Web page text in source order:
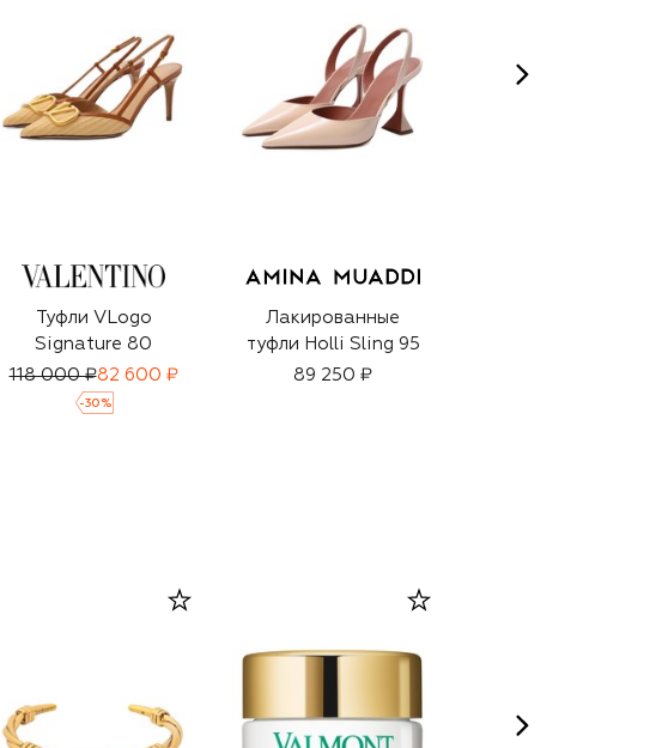
Туфли VLogo
Signature 80
118 000 ₽82 600 ₽
-30 %
Лакированные
туфли Holli Sling 95
89 250 ₽